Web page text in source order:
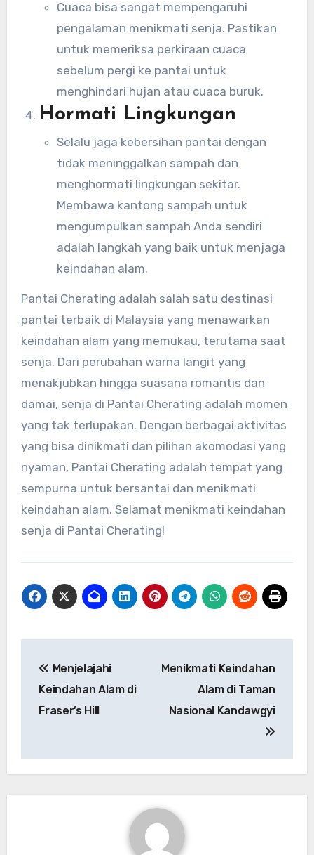
Cuaca bisa sangat mempengaruhi
pengalaman menikmati senja. Pastikan
untuk memeriksa perkiraan cuaca
sebelum pergi ke pantai untuk
menghindari hujan atau cuaca buruk.
Hormati Lingkungan
Selalu jaga kebersihan pantai dengan
tidak meninggalkan sampah dan
menghormati lingkungan sekitar.
Membawa kantong sampah untuk
mengumpulkan sampah Anda sendiri
adalah langkah yang baik untuk menjaga
keindahan alam.
Pantai Cherating adalah salah satu destinasi
pantai terbaik di Malaysia yang menawarkan
keindahan alam yang memukau, terutama saat
senja. Dari perubahan warna langit yang
menakjubkan hingga suasana romantis dan
damai, senja di Pantai Cherating adalah momen
yang tak terlupakan. Dengan berbagai aktivitas
yang bisa dinikmati dan pilihan akomodasi yang
nyaman, Pantai Cherating adalah tempat yang
sempurna untuk bersantai dan menikmati
keindahan alam. Selamat menikmati keindahan
senja di Pantai Cherating!
pos
Menjelajahi
Keindahan Alam di
Fraser’s Hill
Menikmati Keindahan
Alam di Taman
Nasional Kandawgyi